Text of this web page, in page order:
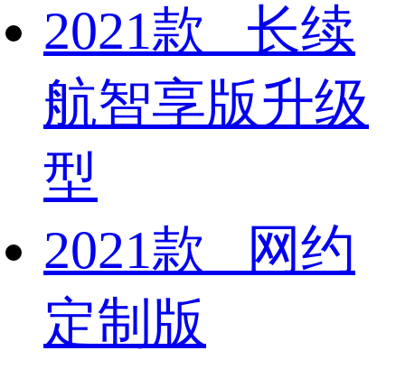
2021款 长续
航智享版升级
型
2021款 网约
定制版